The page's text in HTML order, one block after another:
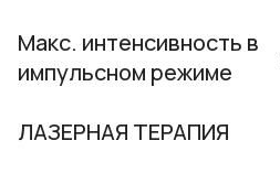
Макс. интенсивность в
импульсном режиме
ЛАЗЕРНАЯ ТЕРАПИЯ